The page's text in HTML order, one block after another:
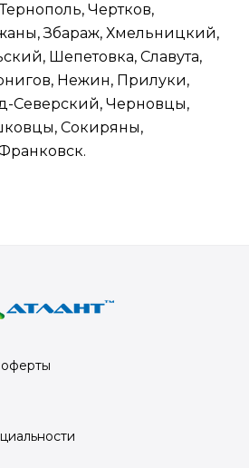
Чертков,
Збараж, Хмельницкий,
Шепетовка, Славута,
Нежин, Прилуки,
Северский, Черновцы,
Сокиряны,